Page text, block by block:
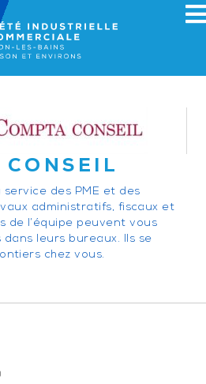
des PME et des
administratifs, fiscaux et
de l’équipe peuvent vous
leurs bureaux. Ils se
chez vous.